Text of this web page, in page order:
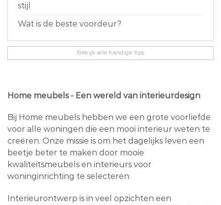
stijl
Wat is de beste voordeur?
Bekijk alle handige tips
Home meubels - Een wereld van interieurdesign
Bij Home meubels hebben we een grote voorliefde
voor alle woningen die een mooi interieur weten te
creëren. Onze missie is om het dagelijks leven een
beetje beter te maken door mooie
kwaliteitsmeubels en interieurs voor
woninginrichting te selecteren.
Interieurontwerp is in veel opzichten een